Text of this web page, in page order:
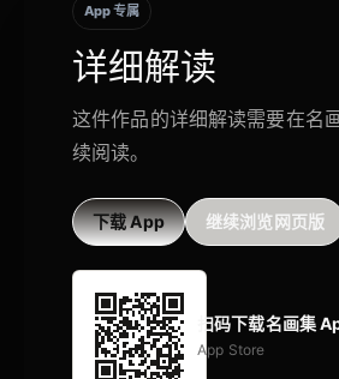
App 专属
详细解读
这件作品的详细解读需要在名
续阅读。
下载 App 继续浏览网页版
扫码下载名画集
App Store